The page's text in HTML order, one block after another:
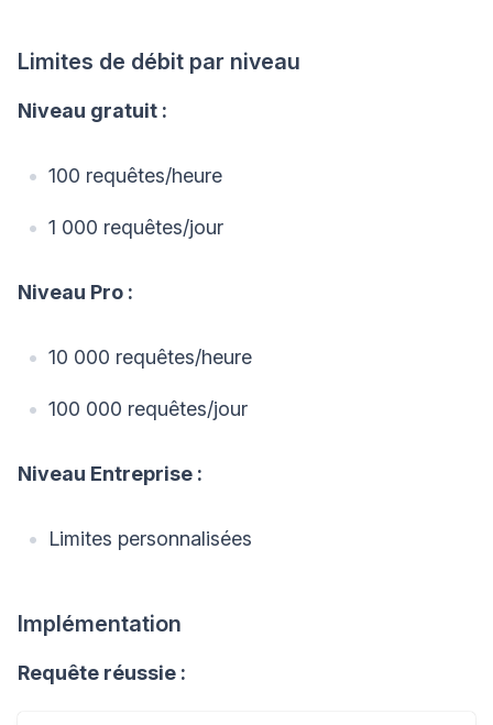
Limites de débit par niveau
Niveau gratuit :
100 requêtes/heure
1 000 requêtes/jour
Niveau Pro :
10 000 requêtes/heure
100 000 requêtes/jour
Niveau Entreprise :
Limites personnalisées
Implémentation
Requête réussie :